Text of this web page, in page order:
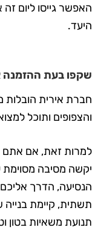
האפשר גייסו ליום
היעד.
שקפו בעת ההזמנה
חברת אירית הובלות
והצפופים ותוכל
למרות זאת, אם אתם
יקשה מסיבה מסוימת
הנסיעה, הדרך אליכם
תשתית, קיימת בנייה
תנועת משאיות בטון